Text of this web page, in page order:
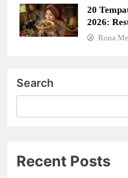
20
2026:
Rona
Search
Recent Posts